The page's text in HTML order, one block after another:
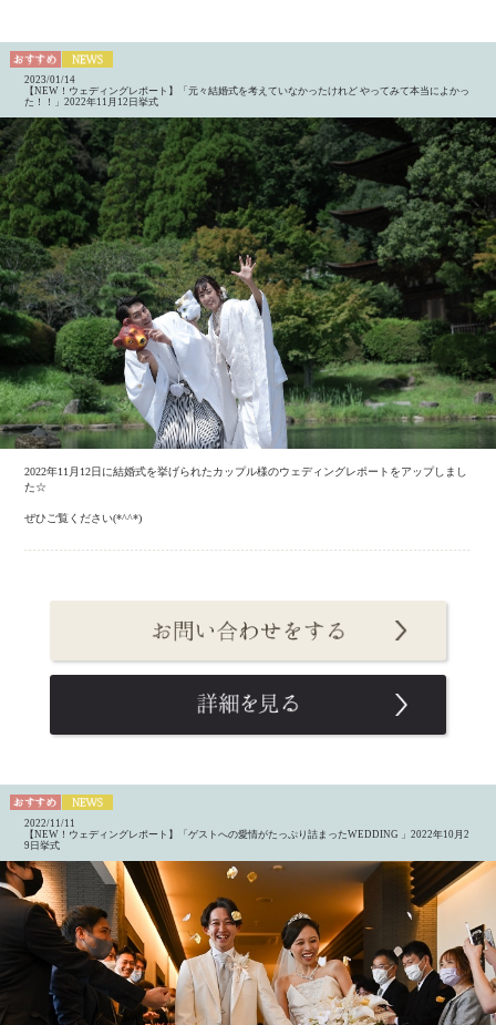
2023/01/14
【NEW！ウェディングレポート】「元々結婚式を考えていなかったけれど やってみて本当によかっ
た！！」2022年11月12日挙式
2022年11月12日に結婚式を挙げられたカップル様のウェディングレポートをアップしまし
た☆
ぜひご覧ください(*^^*)
2022/11/11
【NEW！ウェディングレポート】「ゲストへの愛情がたっぷり詰まったWEDDING 」2022年10月2
9日挙式